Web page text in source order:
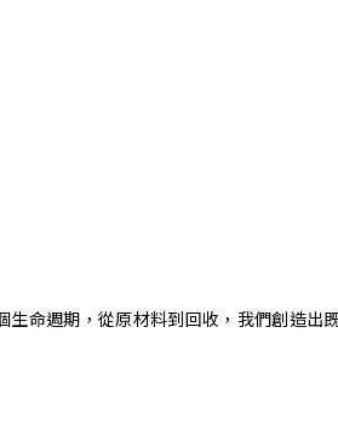
命週期，從原材料到回收，我們創造